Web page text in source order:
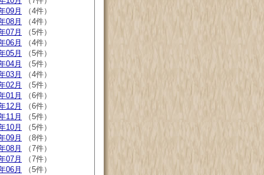
09月
（4件）
08月
（4件）
07月
（5件）
06月
（4件）
05月
（5件）
04月
（5件）
03月
（4件）
02月
（5件）
01月
（6件）
12月
（6件）
11月
（5件）
10月
（5件）
09月
（8件）
08月
（7件）
07月
（7件）
06月
（5件）